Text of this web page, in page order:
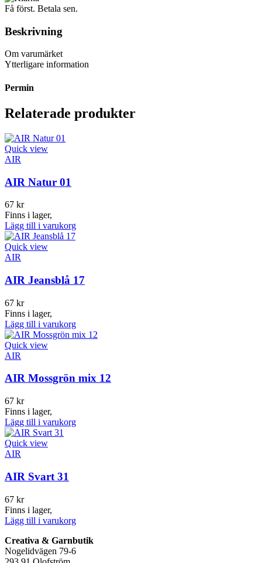
Få först. Betala sen.
Beskrivning
Om varumärket
Ytterligare information
Permin
Relaterade produkter
Quick view
AIR
AIR Natur 01
67 kr
Finns i lager,
Lägg till i varukorg
Quick view
AIR
AIR Jeansblå 17
67 kr
Finns i lager,
Lägg till i varukorg
Quick view
AIR
AIR Mossgrön mix 12
67 kr
Finns i lager,
Lägg till i varukorg
Quick view
AIR
AIR Svart 31
67 kr
Finns i lager,
Lägg till i varukorg
Creativa & Garnbutik
Nogelidvägen 79-6